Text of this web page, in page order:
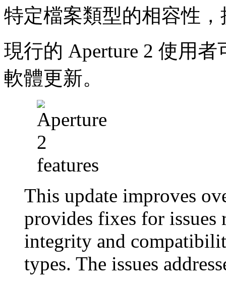
特定檔案類型的相容性
現行的 Aperture 2 使用
軟體更新。
This update improves
provides fixes for issues
integrity and
types. The issues